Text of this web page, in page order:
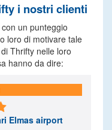
i nostri clienti
un punteggio
loro di motivare tale
Thrifty nelle loro
hanno da dire:
Elmas airport